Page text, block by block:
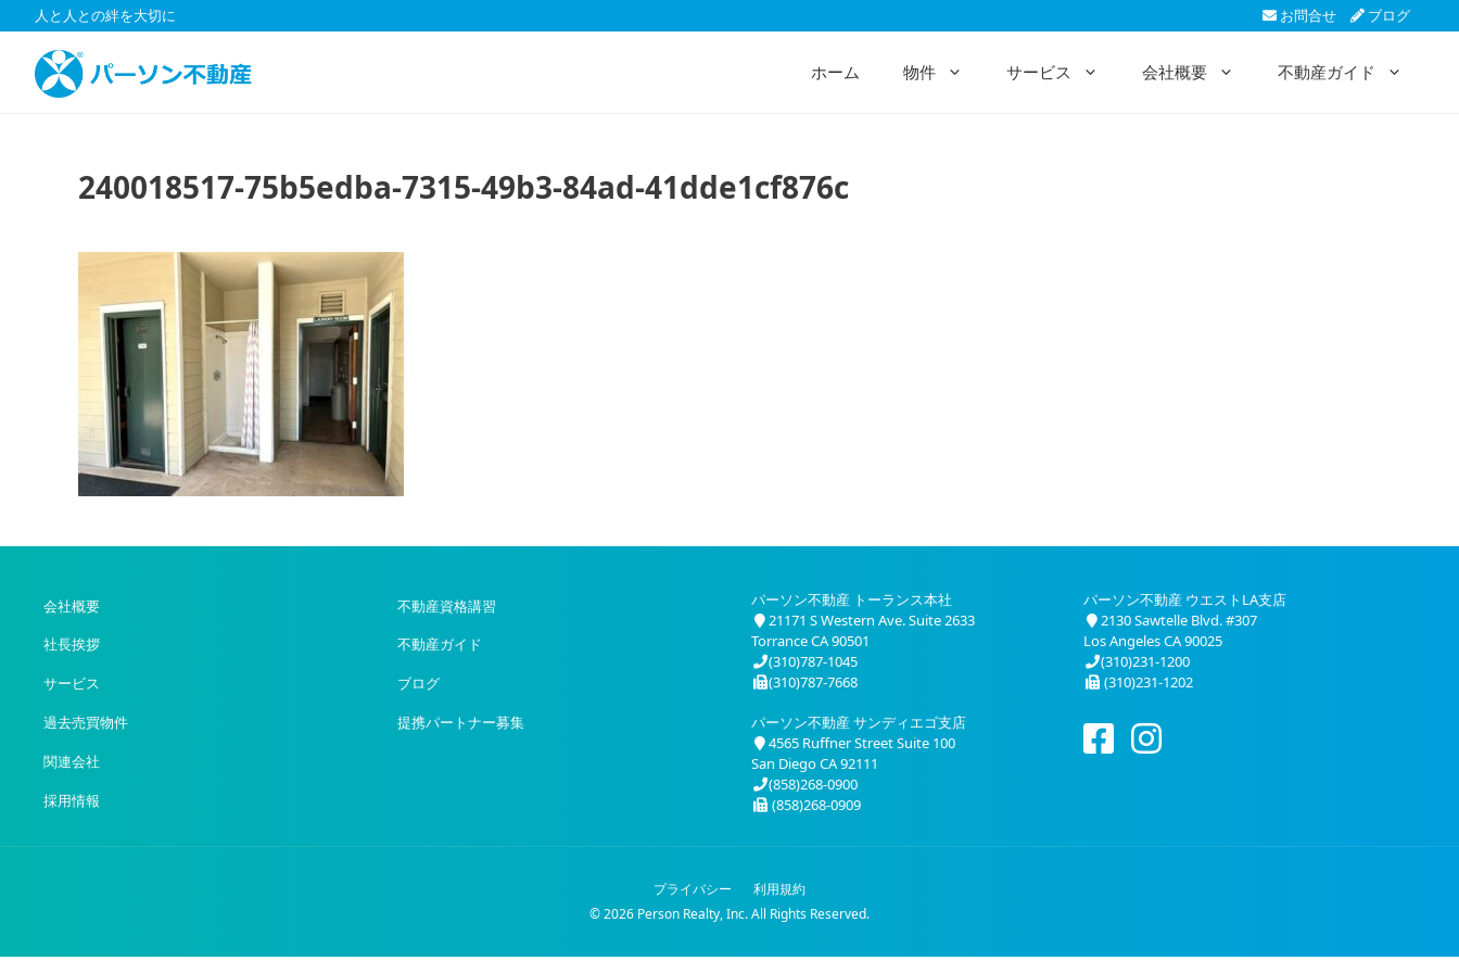
ン
人と人との絆を大切に お問合せ ブログ
ホーム 物件 サービス 会社概要 不動産ガイド
240018517-75b5edba-7315-49b3-84ad-41dde1cf876c
会社概要
社長挨拶
サービス
過去売買物件
関連会社
採用情報
不動産資格講習
不動産ガイド
ブログ
提携パートナー募集
パーソン不動産 トーランス本社
21171 S Western Ave. Suite 2633
Torrance CA 90501
(310)787-1045
(310)787-7668
パーソン不動産 ウエストLA支店
2130 Sawtelle Blvd. #307
Los Angeles CA 90025
(310)231-1200
(310)231-1202
パーソン不動産 サンディエゴ支店
4565 Ruffner Street Suite 100
San Diego CA 92111
(858)268-0900
(858)268-0909
プライバシー
利用規約
© 2026 Person Realty, Inc. All Rights Reserved.